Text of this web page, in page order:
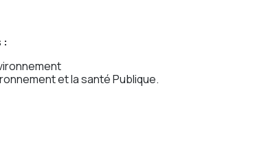
:
et la santé Publique.